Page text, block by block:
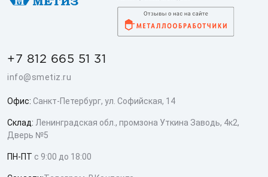
+7 812 665 51 31
info@smetiz.ru
Офис: Санкт-Петербург, ул. Софийская, 14
Склад: Ленинградская обл., промзона Уткина Заводь, 4к2,
Дверь №5
ПН-ПТ с 9:00 до 18:00